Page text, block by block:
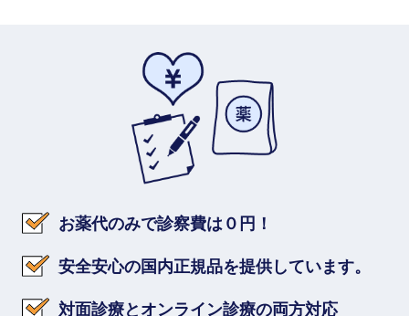
お薬代のみで診察費は０円！
安全安心の国内正規品を提供しています。
対面診療とオンライン診療の両方対応